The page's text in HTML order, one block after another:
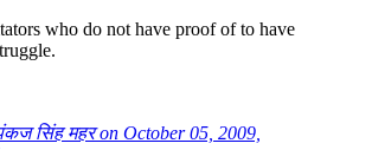
who do not have proof of to have
सिंह महर on October 05, 2009,